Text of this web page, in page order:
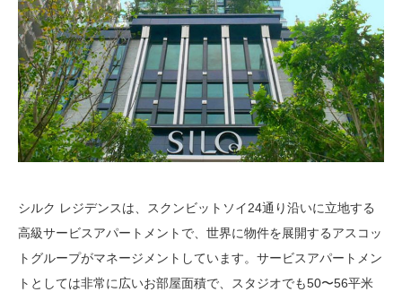
シルク レジデンスは、スクンビットソイ24通り沿いに立地する
高級サービスアパートメントで、世界に物件を展開するアスコッ
トグループがマネージメントしています。サービスアパートメン
トとしては非常に広いお部屋面積で、スタジオでも50〜56平米